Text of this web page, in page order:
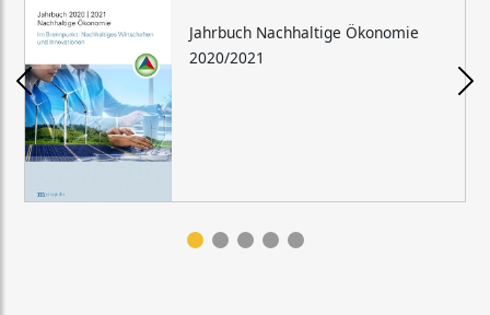
Jahrbuch Nachhaltige Ökonomie
2020/2021